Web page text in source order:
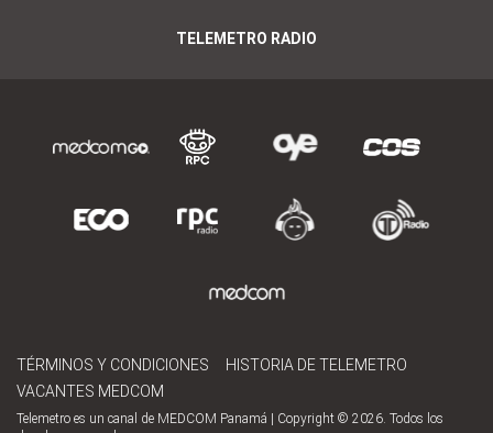
TELEMETRO RADIO
TÉRMINOS Y CONDICIONES
HISTORIA DE TELEMETRO
VACANTES MEDCOM
Telemetro es un canal de MEDCOM Panamá | Copyright © 2026. Todos los